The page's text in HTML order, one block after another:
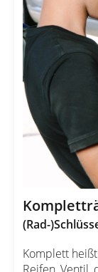
(Rad-
Komplett
Reifen,